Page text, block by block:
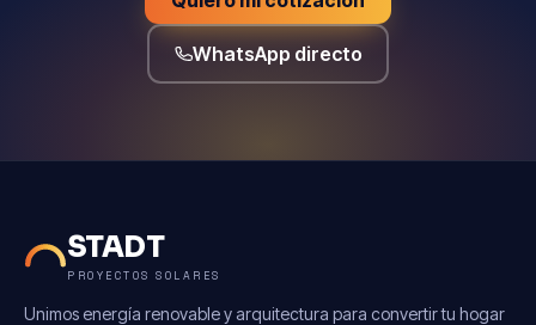
WhatsApp directo
STADT
PROYECTOS SOLARES
Unimos energía renovable y arquitectura para convertir tu hogar